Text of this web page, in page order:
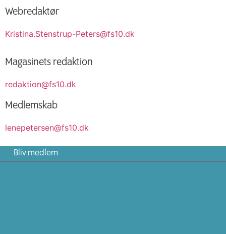
Webredaktør
Kristina.Stenstrup-Peters@fs10.dk
Magasinets redaktion
redaktion@fs10.dk
Medlemskab
lenepetersen@fs10.dk
Bliv medlem